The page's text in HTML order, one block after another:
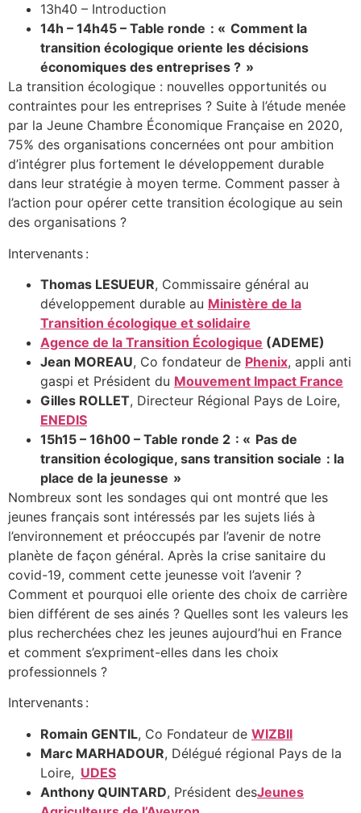
13h40 – Introduction
14h – 14h45 – Table ronde : « Comment la
transition écologique oriente les décisions
économiques des entreprises ? »
La transition écologique : nouvelles opportunités ou
contraintes pour les entreprises ? Suite à l’étude menée
par la Jeune Chambre Économique Française en 2020,
75% des organisations concernées ont pour ambition
d’intégrer plus fortement le développement durable
dans leur stratégie à moyen terme. Comment passer à
l’action pour opérer cette transition écologique au sein
des organisations ?
Intervenants :
Thomas LESUEUR, Commissaire général au
développement durable au Ministère de la
Transition écologique et solidaire
Agence de la Transition Écologique (ADEME)
Jean MOREAU, Co fondateur de Phenix, appli anti
gaspi et Président du Mouvement Impact France
Gilles ROLLET, Directeur Régional Pays de Loire,
ENEDIS
15h15 – 16h00 – Table ronde 2 : « Pas de
transition écologique, sans transition sociale : la
place de la jeunesse »
Nombreux sont les sondages qui ont montré que les
jeunes français sont intéressés par les sujets liés à
l’environnement et préoccupés par l’avenir de notre
planète de façon général. Après la crise sanitaire du
covid-19, comment cette jeunesse voit l’avenir ?
Comment et pourquoi elle oriente des choix de carrière
bien différent de ses ainés ? Quelles sont les valeurs les
plus recherchées chez les jeunes aujourd’hui en France
et comment s’expriment-elles dans les choix
professionnels ?
Intervenants :
Romain GENTIL, Co Fondateur de WIZBII
Marc MARHADOUR, Délégué régional Pays de la
Loire, UDES
Anthony QUINTARD, Président desJeunes